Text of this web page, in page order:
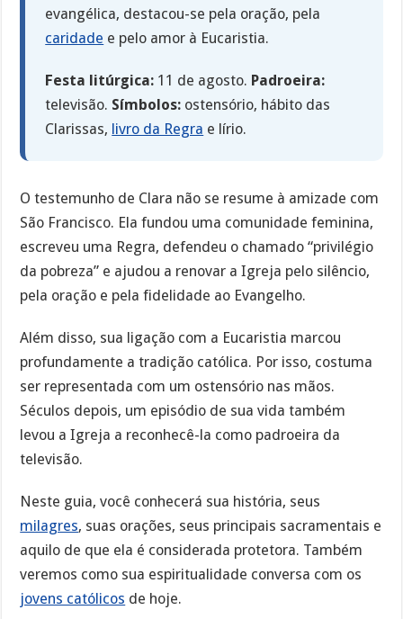
evangélica, destacou-se pela oração, pela
caridade e pelo amor à Eucaristia.
Festa litúrgica: 11 de agosto. Padroeira:
televisão. Símbolos: ostensório, hábito das
Clarissas, livro da Regra e lírio.
O testemunho de Clara não se resume à amizade com
São Francisco. Ela fundou uma comunidade feminina,
escreveu uma Regra, defendeu o chamado “privilégio
da pobreza” e ajudou a renovar a Igreja pelo silêncio,
pela oração e pela fidelidade ao Evangelho.
Além disso, sua ligação com a Eucaristia marcou
profundamente a tradição católica. Por isso, costuma
ser representada com um ostensório nas mãos.
Séculos depois, um episódio de sua vida também
levou a Igreja a reconhecê-la como padroeira da
televisão.
Neste guia, você conhecerá sua história, seus
milagres, suas orações, seus principais sacramentais e
aquilo de que ela é considerada protetora. Também
veremos como sua espiritualidade conversa com os
jovens católicos de hoje.